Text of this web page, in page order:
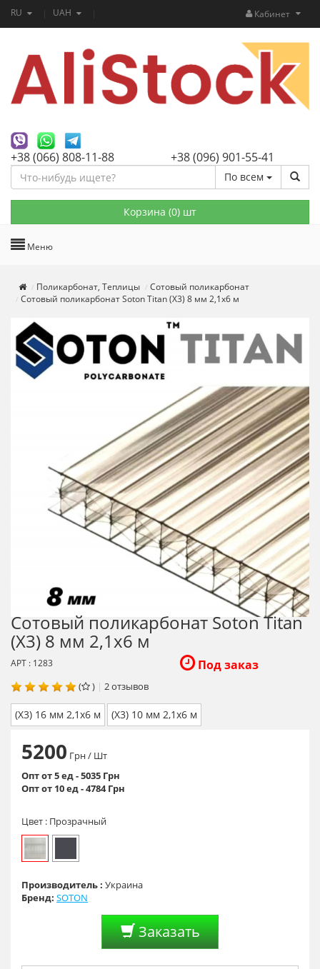
RU UAH Кабинет
+38 (066) 808-11-88 +38 (096) 901-55-41
По всем
Корзина (0) шт
Меню
Поликарбонат, Теплицы
Сотовый поликарбонат
Сотовый поликарбонат Soton Titan (Х3) 8 мм 2,1х6 м
Сотовый поликарбонат Soton Titan
(Х3) 8 мм 2,1х6 м
Под заказ
АРТ : 1283
( ) | 2отзывов
(Х3) 16 мм 2,1х6 м (Х3) 10 мм 2,1х6 м
5200 Грн/ Шт
Опт от 5 ед - 5035 Грн
Опт от 10 ед - 4784 Грн
Цвет : Прозрачный
Производитель : Украина
Бренд: SOTON
Заказать